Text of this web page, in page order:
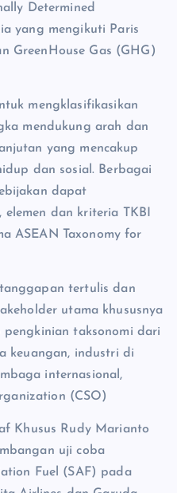
Determined
yang mengikuti Paris
GreenHouse Gas (GHG)
mengklasifikasikan
mendukung arah dan
yang mencakup
dan sosial. Berbagai
dapat
dan kriteria TKBI
ASEAN Taxonomy for
tertulis dan
utama khususnya
pengkinian taksonomi dari
keuangan, industri di
internasional,
(CSO)
Khusus Rudy Marianto
uji coba
Fuel (SAF) pada